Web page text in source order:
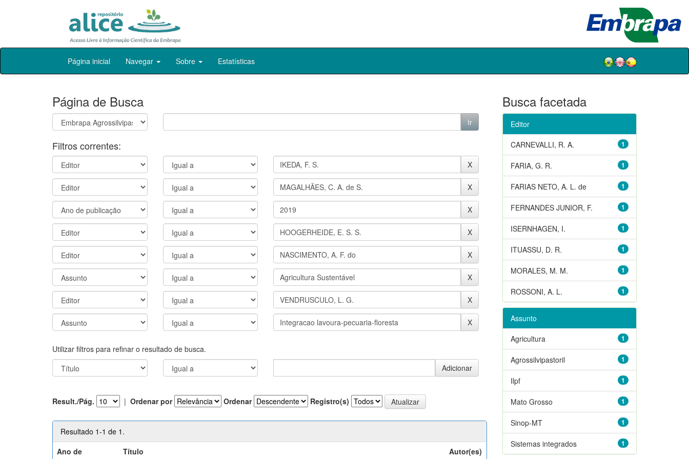
Skip
Página inicial Navegar Sobre Estatísticas
Página de Busca
Filtros correntes:
Utilizar filtros para refinar o resultado de busca.
Result./Pág. | Ordenar por Ordenar Registro(s)
Resultado 1-1 de 1.
Ano de
Título Autor(es)
Busca facetada
Editor
1
CARNEVALLI, R. A.
1
FARIA, G. R.
1
FARIAS NETO, A. L. de
1
FERNANDES JUNIOR, F.
1
ISERNHAGEN, I.
1
ITUASSU, D. R.
1
MORALES, M. M.
1
ROSSONI, A. L.
Assunto
1
Agricultura
1
Agrossilvipastoril
1
Ilpf
1
Mato Grosso
1
Sinop-MT
1
Sistemas integrados